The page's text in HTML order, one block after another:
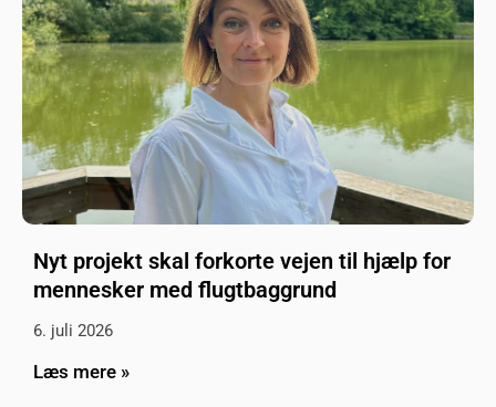
Nyt projekt skal forkorte vejen til hjælp for
mennesker med flugtbaggrund
6. juli 2026
Læs mere »